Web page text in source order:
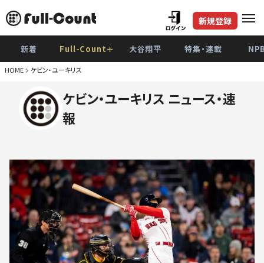
新規登録
新着 Full-Count＋ 大谷翔平 特集・連載
HOME ケビン・ユーキリス
ケビン・ユーキリス ニュース・速
報